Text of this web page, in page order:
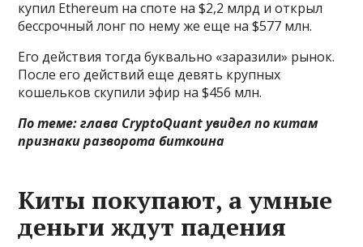
купил Ethereum на споте на $2,2 млрд и открыл
бессрочный лонг по нему же еще на $577 млн.
Его действия тогда буквально «заразили» рынок.
После его действий еще девять крупных
кошельков скупили эфир на $456 млн.
По теме:глава CryptoQuant увидел по китам
признаки разворота биткоина
Киты покупают, а умные
деньги ждут падения